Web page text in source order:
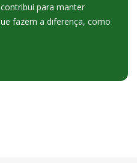
para manter
fazem a diferença, como